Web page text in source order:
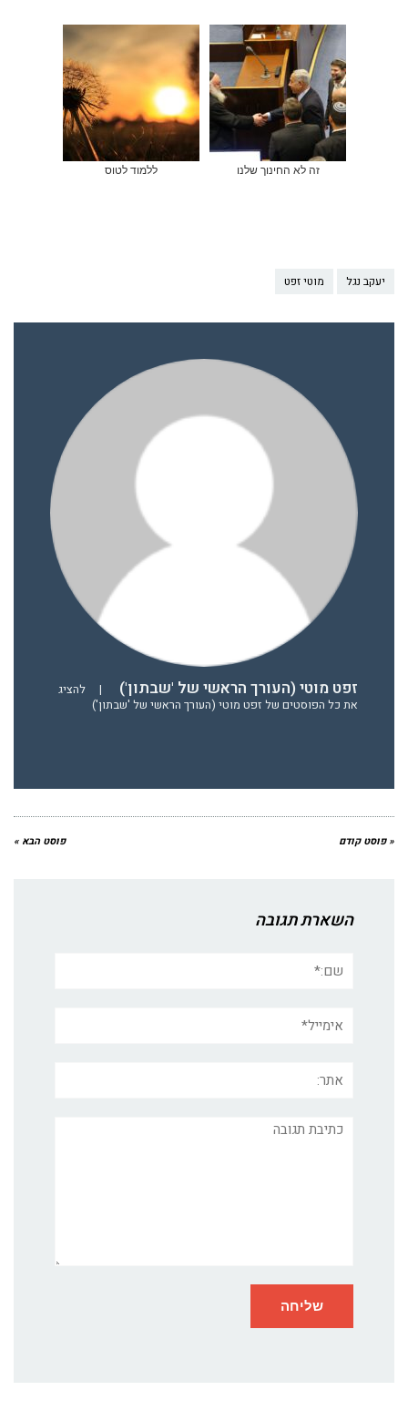
זה לא החינוך שלנו ללמוד לטוס
יעקב נגל מוטי זפט
זפט מוטי (העורך הראשי של 'שבתון') |
להציג
את כל הפוסטים של זפט מוטי (העורך הראשי של 'שבתון')
« פוסט קודם פוסט הבא »
השארת תגובה
תגובה